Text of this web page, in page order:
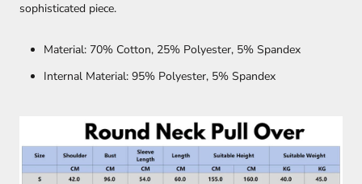
sophisticated piece.
Material: 70% Cotton, 25% Polyester, 5% Spandex
Internal Material: 95% Polyester, 5% Spandex